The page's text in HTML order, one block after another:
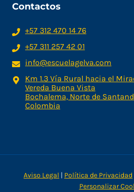
Contactos
+57 312 470 14 76
+57 311 257 42 01
info@escuelagelva.com
Km 1.3 Vía Rural hacia el
Vereda Buena Vista
Bochalema, Norte de
Colombia
Aviso Legal | Política de Privacidad
Personalizar